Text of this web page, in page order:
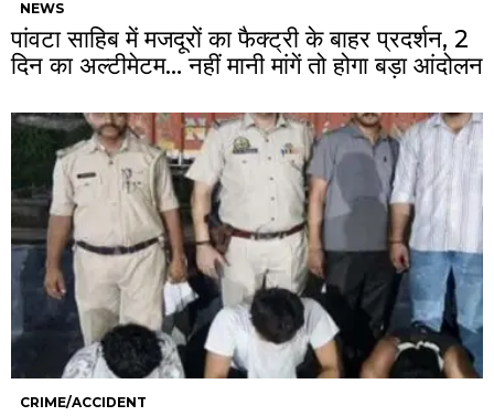
NEWS
पांवटा साहिब में मजदूरों का फैक्ट्री के बाहर प्रदर्शन, 2
दिन का अल्टीमेटम… नहीं मानी मांगें तो होगा बड़ा आंदोलन
CRIME/ACCIDENT